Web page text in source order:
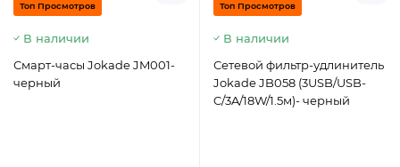
Топ Просмотров
В наличии
Смарт-часы Jokade JM001-
черный
Топ Просмотров
В наличии
Сетевой фильтр-удлинитель
Jokade JB058 (3USB/USB-
C/3A/18W/1.5м)- черный